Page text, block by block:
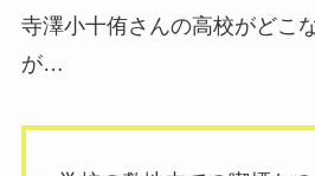
寺澤小十侑さんの高校がどこ
が…